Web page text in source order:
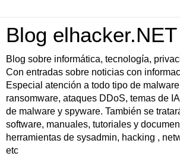
Blog elhacker.NET
Blog sobre informática, tecnología,
Con entradas sobre noticias con
Especial atención a todo tipo de
ransomware, ataques DDoS, temas de
de malware y spyware. También se
software, manuales, tutoriales y
herramientas de sysadmin, hacking ,
etc